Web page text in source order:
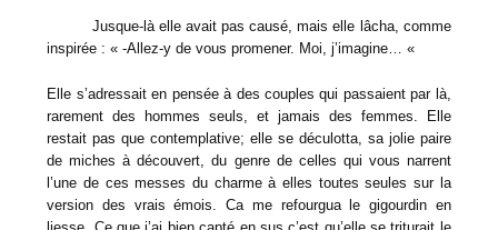
Jusque-là elle avait pas causé, mais elle lâcha, comme
inspirée : « -Allez-y de vous promener. Moi, j’imagine… «
Elle s’adressait en pensée à des couples qui passaient par là,
rarement des hommes seuls, et jamais des femmes. Elle
restait pas que contemplative; elle se déculotta, sa jolie paire
de miches à découvert, du genre de celles qui vous narrent
l’une de ces messes du charme à elles toutes seules sur la
version des vrais émois. Ca me refourgua le gigourdin en